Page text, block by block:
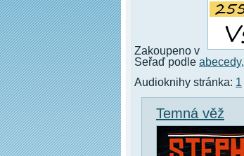
Zakoupeno v
Seřaď podle abecedy,
Audioknihy stránka: 1
Temná věž